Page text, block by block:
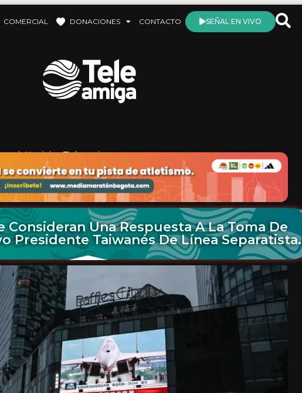
COMERCIAL DONACIONES CONTACTO SEÑAL EN VIVO
,Noticias Teleamiga
Consideran Una Respuesta A La Toma De
Presidente Taiwanés De Línea Separatista.